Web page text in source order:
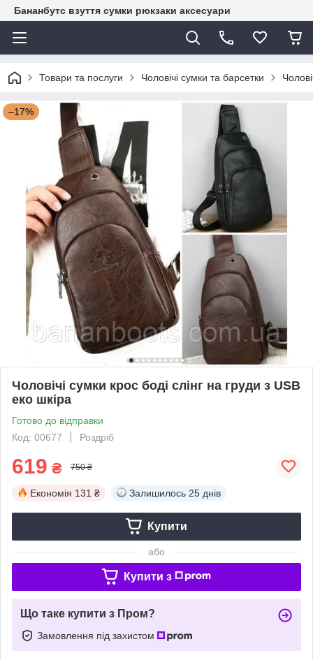
Бананбутс взуття сумки рюкзаки аксесуари
Товари та послуги Чоловічі сумки та барсетки
–17%
Чоловічі сумки крос боді слінг на груди з USB
еко шкіра
Готово до відправки
Код: 00677
Роздріб
619 ₴ 750 ₴
Економія 131 ₴ Залишилось 25 днів
Купити
або
Купити з
Що таке купити з Пром?
Замовлення під захистом